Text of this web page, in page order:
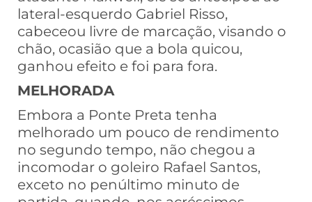
lateral-esquerdo Gabriel Risso,
cabeceou livre de marcação, visando o
chão, ocasião que a bola quicou,
ganhou efeito e foi para fora.
MELHORADA
Embora a Ponte Preta tenha
melhorado um pouco de rendimento
no segundo tempo, não chegou a
incomodar o goleiro Rafael Santos,
exceto no penúltimo minuto de